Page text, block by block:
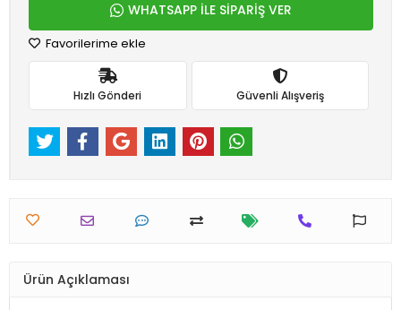
WHATSAPP İLE SİPARİŞ VER
Favorilerime ekle
Hızlı Gönderi Güvenli Alışveriş
Ürün Açıklaması